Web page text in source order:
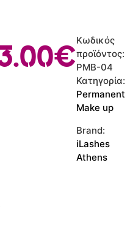
€Κωδικός
προϊόντος:
PMB-04
Κατηγορία:
Permanent
Make up
Brand:
iLashes
Athens